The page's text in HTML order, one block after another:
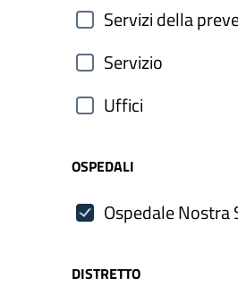
Servizi della
Servizio
Uffici
OSPEDALI
Ospedale Nostra Signora di
DISTRETTO